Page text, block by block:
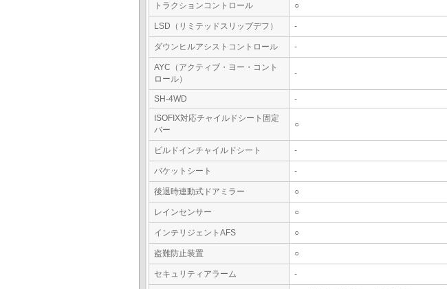
トラクションコントロール ○
LSD（リミテッドスリップデフ） -
ダウンヒルアシストコントロール -
AYC（アクティブ・ヨー・コント
ロール）
-
SH-4WD
-
ISOFIX対応チャイルドシート固定
バー
○
ビルドインチャイルドシート -
バケットシート -
後退時連動式ドアミラー ○
レインセンサー ○
インテリジェントAFS ○
盗難防止装置 ○
セキュリティアラーム -